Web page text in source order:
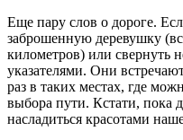
Еще пару слов о дороге.
заброшенную деревушку
километров) или свернуть
указателями. Они
раз в таких местах, где
выбора пути. Кстати, пока
насладиться красотами